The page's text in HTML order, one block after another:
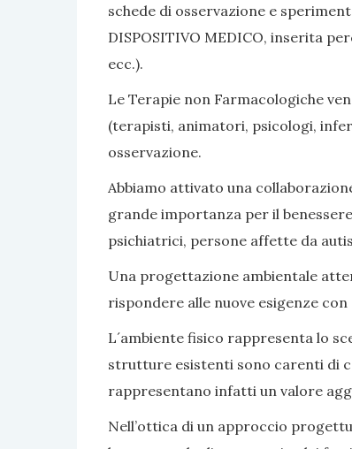
schede di osservazione e
DISPOSITIVO MEDICO, inserita
ecc.).
Le Terapie non Farmacologiche
(terapisti, animatori, psicologi,
osservazione.
Abbiamo attivato una
grande importanza per il
psichiatrici, persone affette da
Una progettazione ambientale
rispondere alle nuove esigenze
L´ambiente fisico rappresenta lo
strutture esistenti sono carenti di
rappresentano infatti un valore
Nell’ottica di un approccio